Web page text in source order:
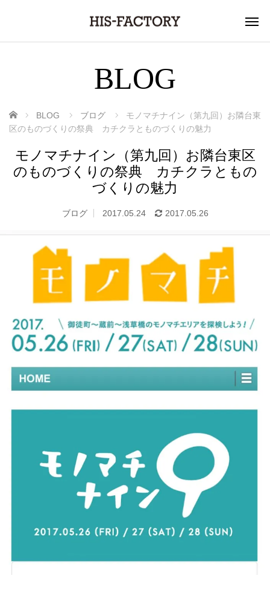
BLOG
ホーム BLOG ブログ
モノマチナイン（第九回）お隣台東
区のものづくりの祭典 カチクラとものづくりの魅力
モノマチナイン（第九回）お隣台東区
のものづくりの祭典 カチクラともの
づくりの魅力
ブログ 2017.05.24 2017.05.26